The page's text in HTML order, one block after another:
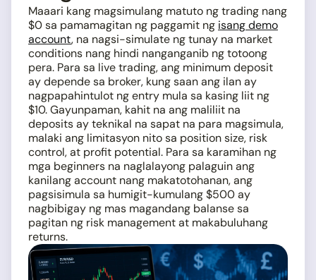
Maaari kang magsimulang matuto ng trading nang
$0 sa pamamagitan ng paggamit ng isang demo
account, na nagsi-simulate ng tunay na market
conditions nang hindi nanganganib ng totoong
pera. Para sa live trading, ang minimum deposit
ay depende sa broker, kung saan ang ilan ay
nagpapahintulot ng entry mula sa kasing liit ng
$10. Gayunpaman, kahit na ang maliliit na
deposits ay teknikal na sapat na para magsimula,
malaki ang limitasyon nito sa position size, risk
control, at profit potential. Para sa karamihan ng
mga beginners na naglalayong palaguin ang
kanilang account nang makatotohanan, ang
pagsisimula sa humigit-kumulang $500 ay
nagbibigay ng mas magandang balanse sa
pagitan ng risk management at makabuluhang
returns.